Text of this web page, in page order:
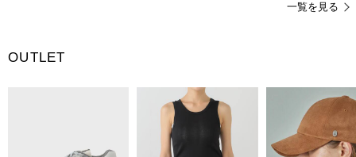
一覧を見る
OUTLET